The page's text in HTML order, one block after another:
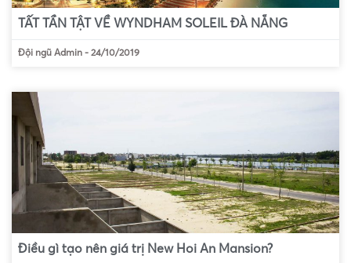
TẤT TẦN TẬT VỀ WYNDHAM SOLEIL ĐÀ NẴNG
Đội ngũ Admin - 24/10/2019
Điều gì tạo nên giá trị New Hoi An Mansion?